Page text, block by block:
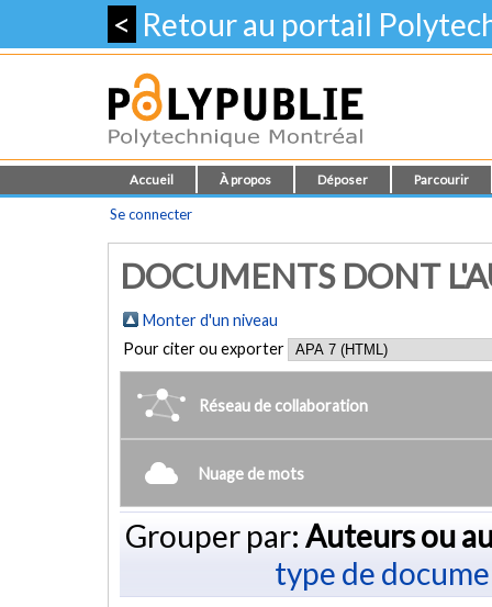
< Retour au portail
Accueil À propos Déposer Parcourir
Se connecter
DOCUMENTS DONT
Monter d'un niveau
Pour citer ou exporter
Réseau de collaboration
Nuage de mots
Grouper par: Auteurs ou
type de